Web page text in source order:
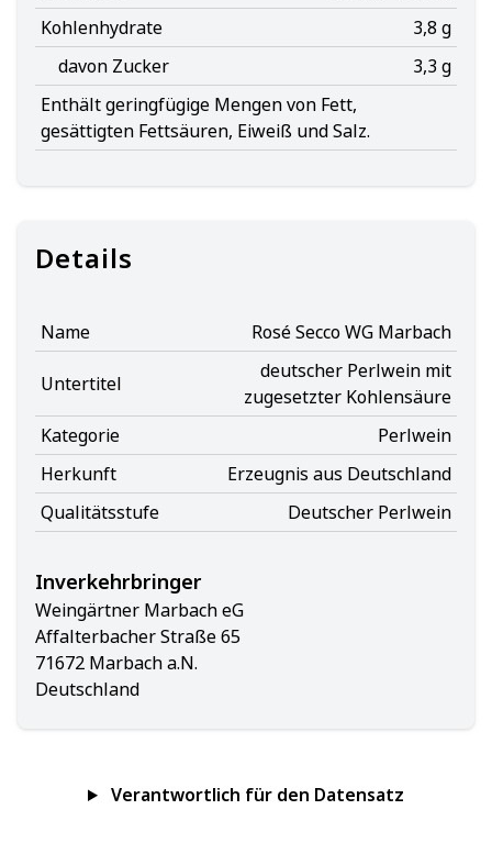
Kohlenhydrate
3,8 g
davon Zucker
3,3 g
Enthält geringfügige Mengen von Fett,
gesättigten Fettsäuren, Eiweiß und Salz.
Details
Name Rosé Secco WG Marbach
Untertitel
deutscher Perlwein mit
zugesetzter Kohlensäure
Kategorie
Perlwein
Herkunft
Erzeugnis aus Deutschland
Qualitätsstufe
Deutscher Perlwein
Inverkehrbringer
Weingärtner Marbach eG
Affalterbacher Straße 65
71672 Marbach a.N.
Deutschland
Verantwortlich für den Datensatz